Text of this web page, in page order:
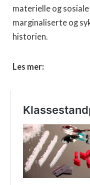
materielle og
marginaliserte og
historien.
Les mer: